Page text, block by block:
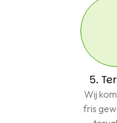
5.
Wij
fris